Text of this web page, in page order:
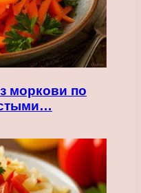
моркови по